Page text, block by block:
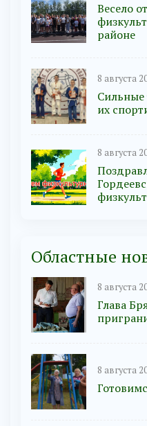
Весело
районе
8 августа
Сильные
их
8 августа
Областные
8 августа
Глава
8 августа